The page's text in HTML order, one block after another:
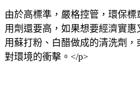
由於高標準，嚴格控管，環保
用劑還要高，如果想要經濟實惠
用蘇打粉、白醋做成的清洗劑
對環境的衝擊。</p>